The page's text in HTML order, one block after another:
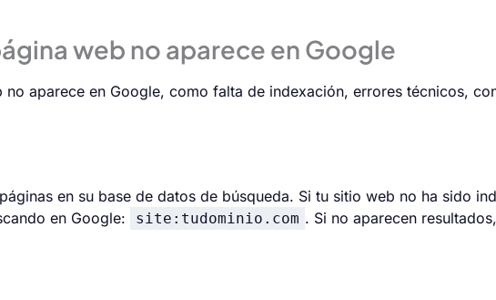
web no aparece en Google
aparece en Google, como falta de indexación, errores técnicos,
en su base de datos de búsqueda. Si tu sitio web no ha sido
en Google:
site:tudominio.com . Si no aparecen